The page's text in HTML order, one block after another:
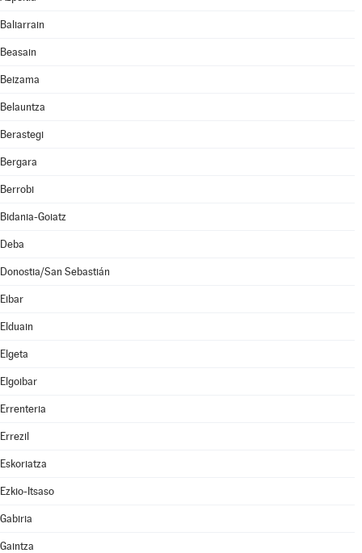
Baliarrain
Beasain
Beizama
Belauntza
Berastegi
Bergara
Berrobi
Bidania-Goiatz
Deba
Donostia/San Sebastián
Eibar
Elduain
Elgeta
Elgoibar
Errenteria
Errezil
Eskoriatza
Ezkio-Itsaso
Gabiria
Gaintza